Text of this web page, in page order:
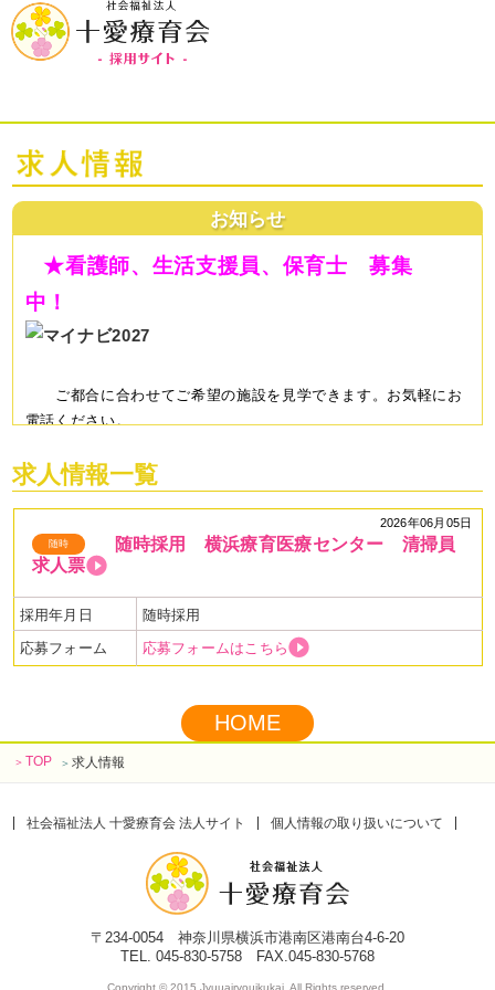
お知らせ
★看護師、生活支援員、保育士 募集
中！
ご都合に合わせてご希望の施設を見学できます。お気軽にお
電話 ください。
問合せ先TEL 045-830-5758 採用担
当
●看護師、生活支援員、保育士、児童指導員を
対象とした就職支度金制度があります
児童指導員
☆コメディカルドットコムに横浜療育医療センターの
インタビュー記事が掲載されました！☆
ーをしていだきました。
当センターの職場の魅力が伝わる記事となっています。
記事はこちら ⇒
求人情報一覧
2026年06月05日
随時
随時採用 横浜療育医療センター 清掃員
求人票
採用年月日
随時採用
応募フォーム
応募フォームはこちら
HOME
＞ TOP ＞ 求人情報
社会福祉法人 十愛療育会 法人サイト 個人情報の取り扱いについて
〒234-0054 神奈川県横浜市港南区港南台4-6-20
TEL. 045-830-5758 FAX.045-830-5768
Copyright © 2015 Jyuuairyouikukai. All Rights reserved.